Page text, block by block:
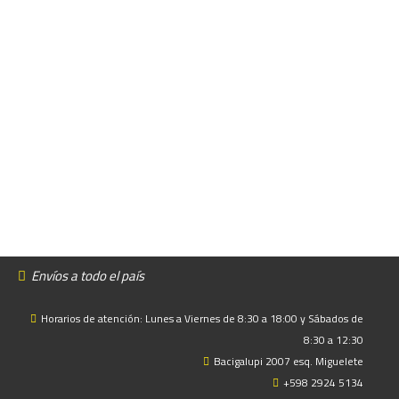
Envíos a todo el país
Horarios de atención: Lunes a Viernes de 8:30 a 18:00 y Sábados de
8:30 a 12:30
Bacigalupi 2007 esq. Miguelete
+598 2924 5134